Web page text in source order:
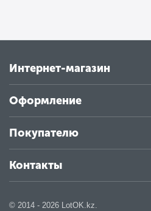
Интернет-магазин
Оформление
Покупателю
Контакты
© 2014 - 2026 LotOK.kz.